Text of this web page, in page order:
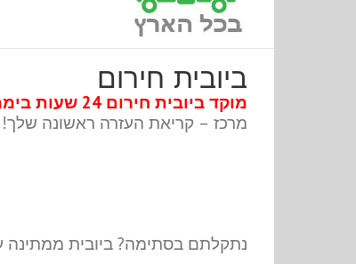
ביובית חירום
מוקד ביובית חירום 24 שעות ביממה
מרכז – קריאת העזרה ראשונה שלך!
נתקלתם בסתימה? ביובית ממתינה